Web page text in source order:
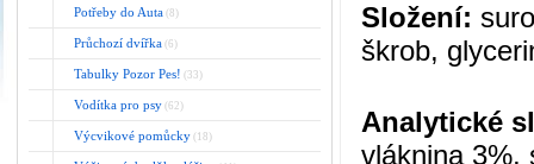
Potřeby do Auta (8)
Průchozí dvířka (6)
Tabulky Pozor Pes! (33)
Vodítka pro psy (62)
Výcvikové pomůcky (18)
Složení:
škrob,
Analytické
vláknina 3%,